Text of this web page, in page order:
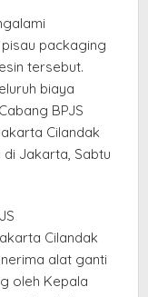
packaging
tersebut.
biaya
BPJS
Cilandak
Jakarta, Sabtu
Cilandak
alat ganti
oleh Kepala